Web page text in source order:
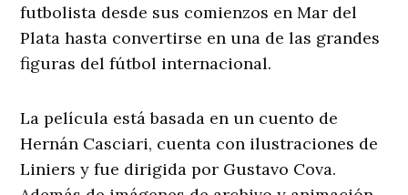
futbolista desde sus comienzos en Mar del
Plata hasta convertirse en una de las grandes
figuras del fútbol internacional.
La película está basada en un cuento de
Hernán Casciari, cuenta con ilustraciones de
Liniers y fue dirigida por Gustavo Cova.